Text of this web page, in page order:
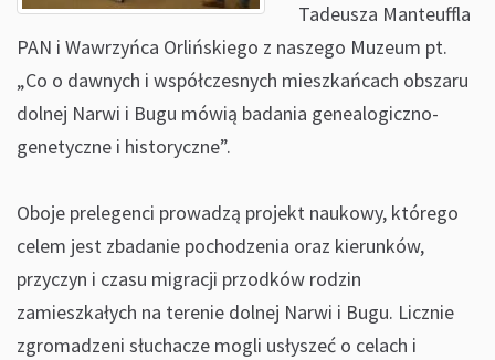
Tadeusza Manteuffla
PAN i Wawrzyńca Orlińskiego z naszego Muzeum pt.
„Co o dawnych i współczesnych mieszkańcach obszaru
dolnej Narwi i Bugu mówią badania genealogiczno-
genetyczne i historyczne”.
Oboje prelegenci prowadzą projekt naukowy, którego
celem jest zbadanie pochodzenia oraz kierunków,
przyczyn i czasu migracji przodków rodzin
zamieszkałych na terenie dolnej Narwi i Bugu. Licznie
zgromadzeni słuchacze mogli usłyszeć o celach i